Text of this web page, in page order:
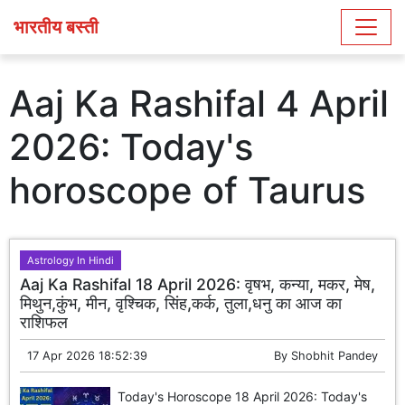
भारतीय बस्ती
Aaj Ka Rashifal 4 April
2026: Today's
horoscope of Taurus
Astrology In Hindi
Aaj Ka Rashifal 18 April 2026: वृषभ, कन्या, मकर, मेष,
मिथुन,कुंभ, मीन, वृश्चिक, सिंह,कर्क, तुला,धनु का आज का
राशिफल
17 Apr 2026 18:52:39 By Shobhit Pandey
Today's Horoscope 18 April 2026: Today's